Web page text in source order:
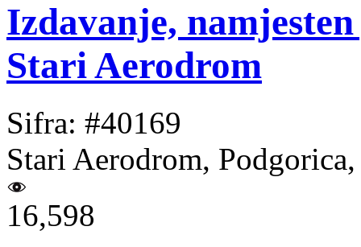
Izdavanje,
Stari Aerodrom
Sifra: #40169
Stari Aerodrom,
16,598